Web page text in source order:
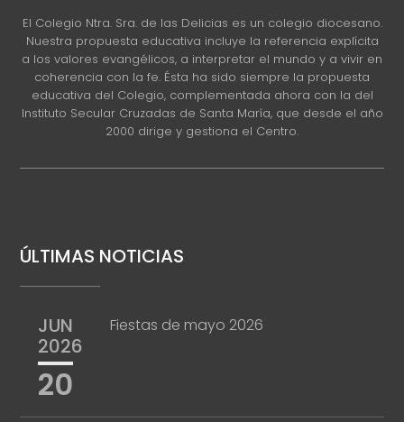
El Colegio Ntra. Sra. de las Delicias es un colegio diocesano.
Nuestra propuesta educativa incluye la referencia explícita
a los valores evangélicos, a interpretar el mundo y a vivir en
coherencia con la fe. Ésta ha sido siempre la propuesta
educativa del Colegio, complementada ahora con la del
Instituto Secular Cruzadas de Santa María, que desde el año
2000 dirige y gestiona el Centro.
ÚLTIMAS NOTICIAS
JUN
2026
20
Fiestas de mayo 2026